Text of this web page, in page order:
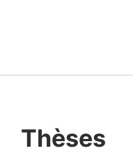
Thèses